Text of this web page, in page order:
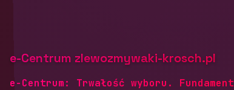
e-Centrum zlewozmywaki-krosch.pl
e-Centrum: Trwałość wyboru. Fundament